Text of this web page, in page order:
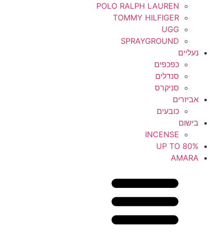
POLO RALPH LAUREN
TOMMY HILFIGER
UGG
SPRAYGROUND
נעליים
כפכפים
סנדלים
סניקרס
אביזרים
כובעים
בישום
INCENSE
UP TO 80%
AMARA